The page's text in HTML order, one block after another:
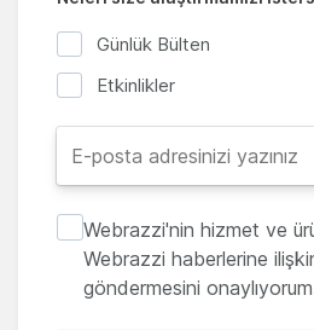
Günlük Bülten
Etkinlikler
Webrazzi'nin hizmet ve
Webrazzi haberlerine
göndermesini